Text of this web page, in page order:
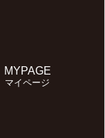
MYPAGE
マイページ